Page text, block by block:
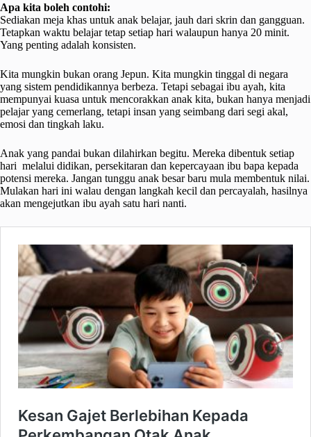
Apa kita boleh contohi:
Sediakan meja khas untuk anak belajar, jauh dari skrin dan gangguan.
Tetapkan waktu belajar tetap setiap hari walaupun hanya 20 minit.
Yang penting adalah konsisten.
Kita mungkin bukan orang Jepun. Kita mungkin tinggal di negara
yang sistem pendidikannya berbeza. Tetapi sebagai ibu ayah, kita
mempunyai kuasa untuk mencorakkan anak kita, bukan hanya menjadi
pelajar yang cemerlang, tetapi insan yang seimbang dari segi akal,
emosi dan tingkah laku.
Anak yang pandai bukan dilahirkan begitu. Mereka dibentuk setiap
hari melalui didikan, persekitaran dan kepercayaan ibu bapa kepada
potensi mereka. Jangan tunggu anak besar baru mula membentuk nilai.
Mulakan hari ini walau dengan langkah kecil dan percayalah, hasilnya
akan mengejutkan ibu ayah satu hari nanti.